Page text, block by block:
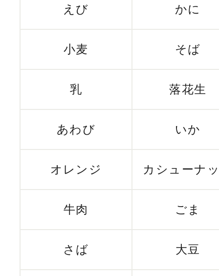
えび かに
小麦 そば
乳 落花生
あわび いか
オレンジ カシューナ
牛肉 ごま
さば 大豆